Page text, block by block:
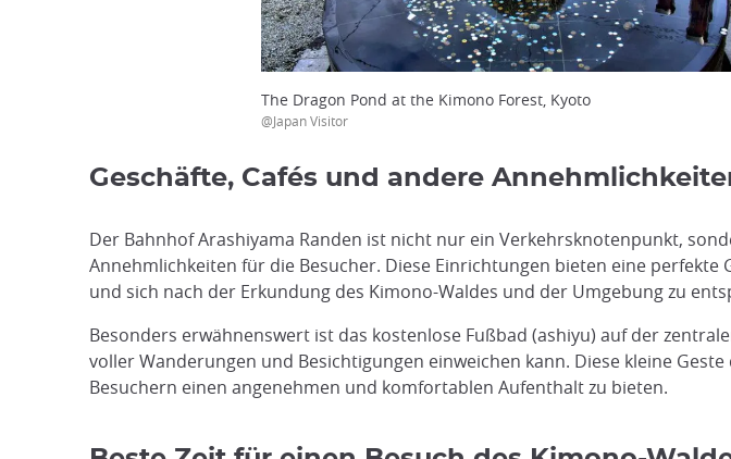
The Dragon Pond at the Kimono Forest, Kyoto
@Japan Visitor
Geschäfte, Cafés und andere
Der Bahnhof Arashiyama Randen ist nicht nur ein Verkehrsknotenpunkt,
Annehmlichkeiten für die Besucher. Diese Einrichtungen bieten eine perfekte
und sich nach der Erkundung des Kimono-Waldes und der Umgebung zu
Besonders erwähnenswert ist das kostenlose Fußbad (ashiyu) auf der
voller Wanderungen und Besichtigungen einweichen kann. Diese kleine
Besuchern einen angenehmen und komfortablen Aufenthalt zu bieten.